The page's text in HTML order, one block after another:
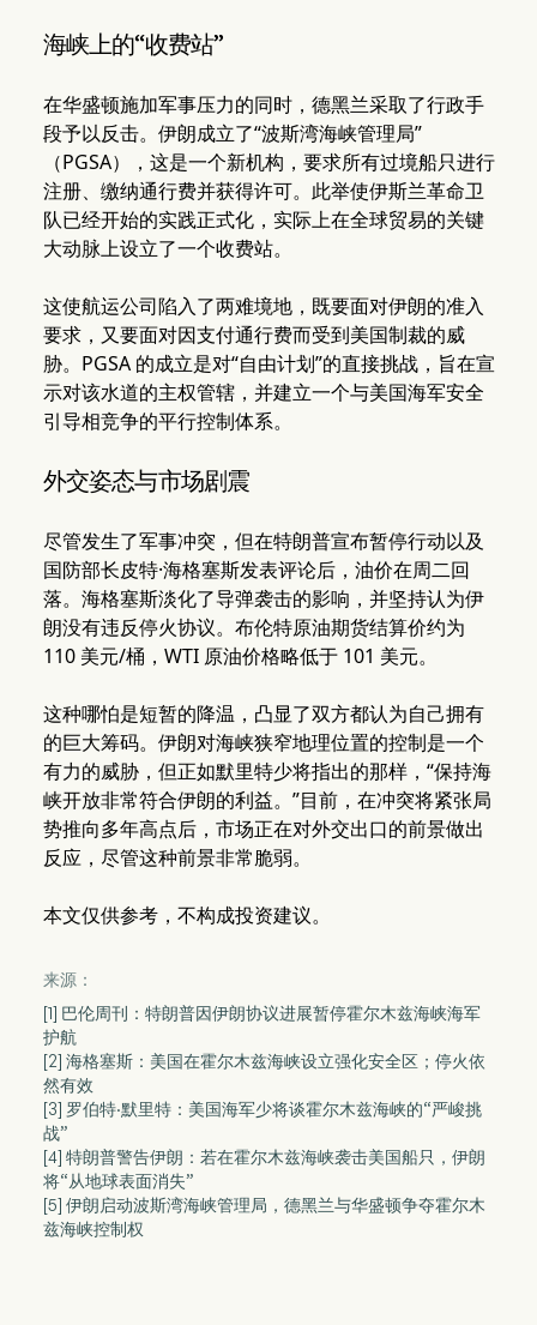
海峡上的“收费站”
在华盛顿施加军事压力的同时，德黑兰采取了行政手
段予以反击。伊朗成立了“波斯湾海峡管理局”
（PGSA），这是一个新机构，要求所有过境船只进行
注册、缴纳通行费并获得许可。此举使伊斯兰革命卫
队已经开始的实践正式化，实际上在全球贸易的关键
大动脉上设立了一个收费站。
这使航运公司陷入了两难境地，既要面对伊朗的准入
要求，又要面对因支付通行费而受到美国制裁的威
胁。PGSA 的成立是对“自由计划”的直接挑战，旨在宣
示对该水道的主权管辖，并建立一个与美国海军安全
引导相竞争的平行控制体系。
外交姿态与市场剧震
尽管发生了军事冲突，但在特朗普宣布暂停行动以及
国防部长皮特·海格塞斯发表评论后，油价在周二回
落。海格塞斯淡化了导弹袭击的影响，并坚持认为伊
朗没有违反停火协议。布伦特原油期货结算价约为
110 美元/桶，WTI 原油价格略低于 101 美元。
这种哪怕是短暂的降温，凸显了双方都认为自己拥有
的巨大筹码。伊朗对海峡狭窄地理位置的控制是一个
有力的威胁，但正如默里特少将指出的那样，“保持海
峡开放非常符合伊朗的利益。”目前，在冲突将紧张局
势推向多年高点后，市场正在对外交出口的前景做出
反应，尽管这种前景非常脆弱。
本文仅供参考，不构成投资建议。
来源：
[1] 巴伦周刊：特朗普因伊朗协议进展暂停霍尔木兹海峡海军
护航
[2] 海格塞斯：美国在霍尔木兹海峡设立强化安全区；停火依
然有效
[3] 罗伯特·默里特：美国海军少将谈霍尔木兹海峡的“严峻挑
战”
[4] 特朗普警告伊朗：若在霍尔木兹海峡袭击美国船只，伊朗
将“从地球表面消失”
[5] 伊朗启动波斯湾海峡管理局，德黑兰与华盛顿争夺霍尔木
兹海峡控制权